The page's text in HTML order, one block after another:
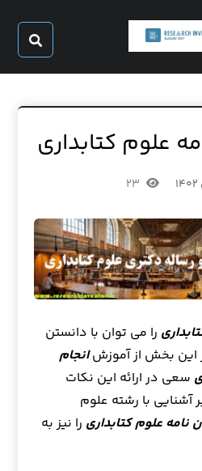
علوم کتابداری
۲۳
را می توان با دانستن
این بخش از آموزشانجام
سعی در ارائه این نکات
آشنایی با رشته علوم
نامه علوم کتابداری را نیز به